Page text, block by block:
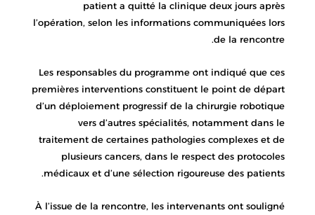
patient a quitté la clinique deux jours après
l’opération, selon les informations communiquées lors
de la rencontre.
Les responsables du programme ont indiqué que ces
premières interventions constituent le point de départ
d’un déploiement progressif de la chirurgie robotique
vers d’autres spécialités, notamment dans le
traitement de certaines pathologies complexes et de
plusieurs cancers, dans le respect des protocoles
médicaux et d’une sélection rigoureuse des patients.
À l’issue de la rencontre, les intervenants ont souligné